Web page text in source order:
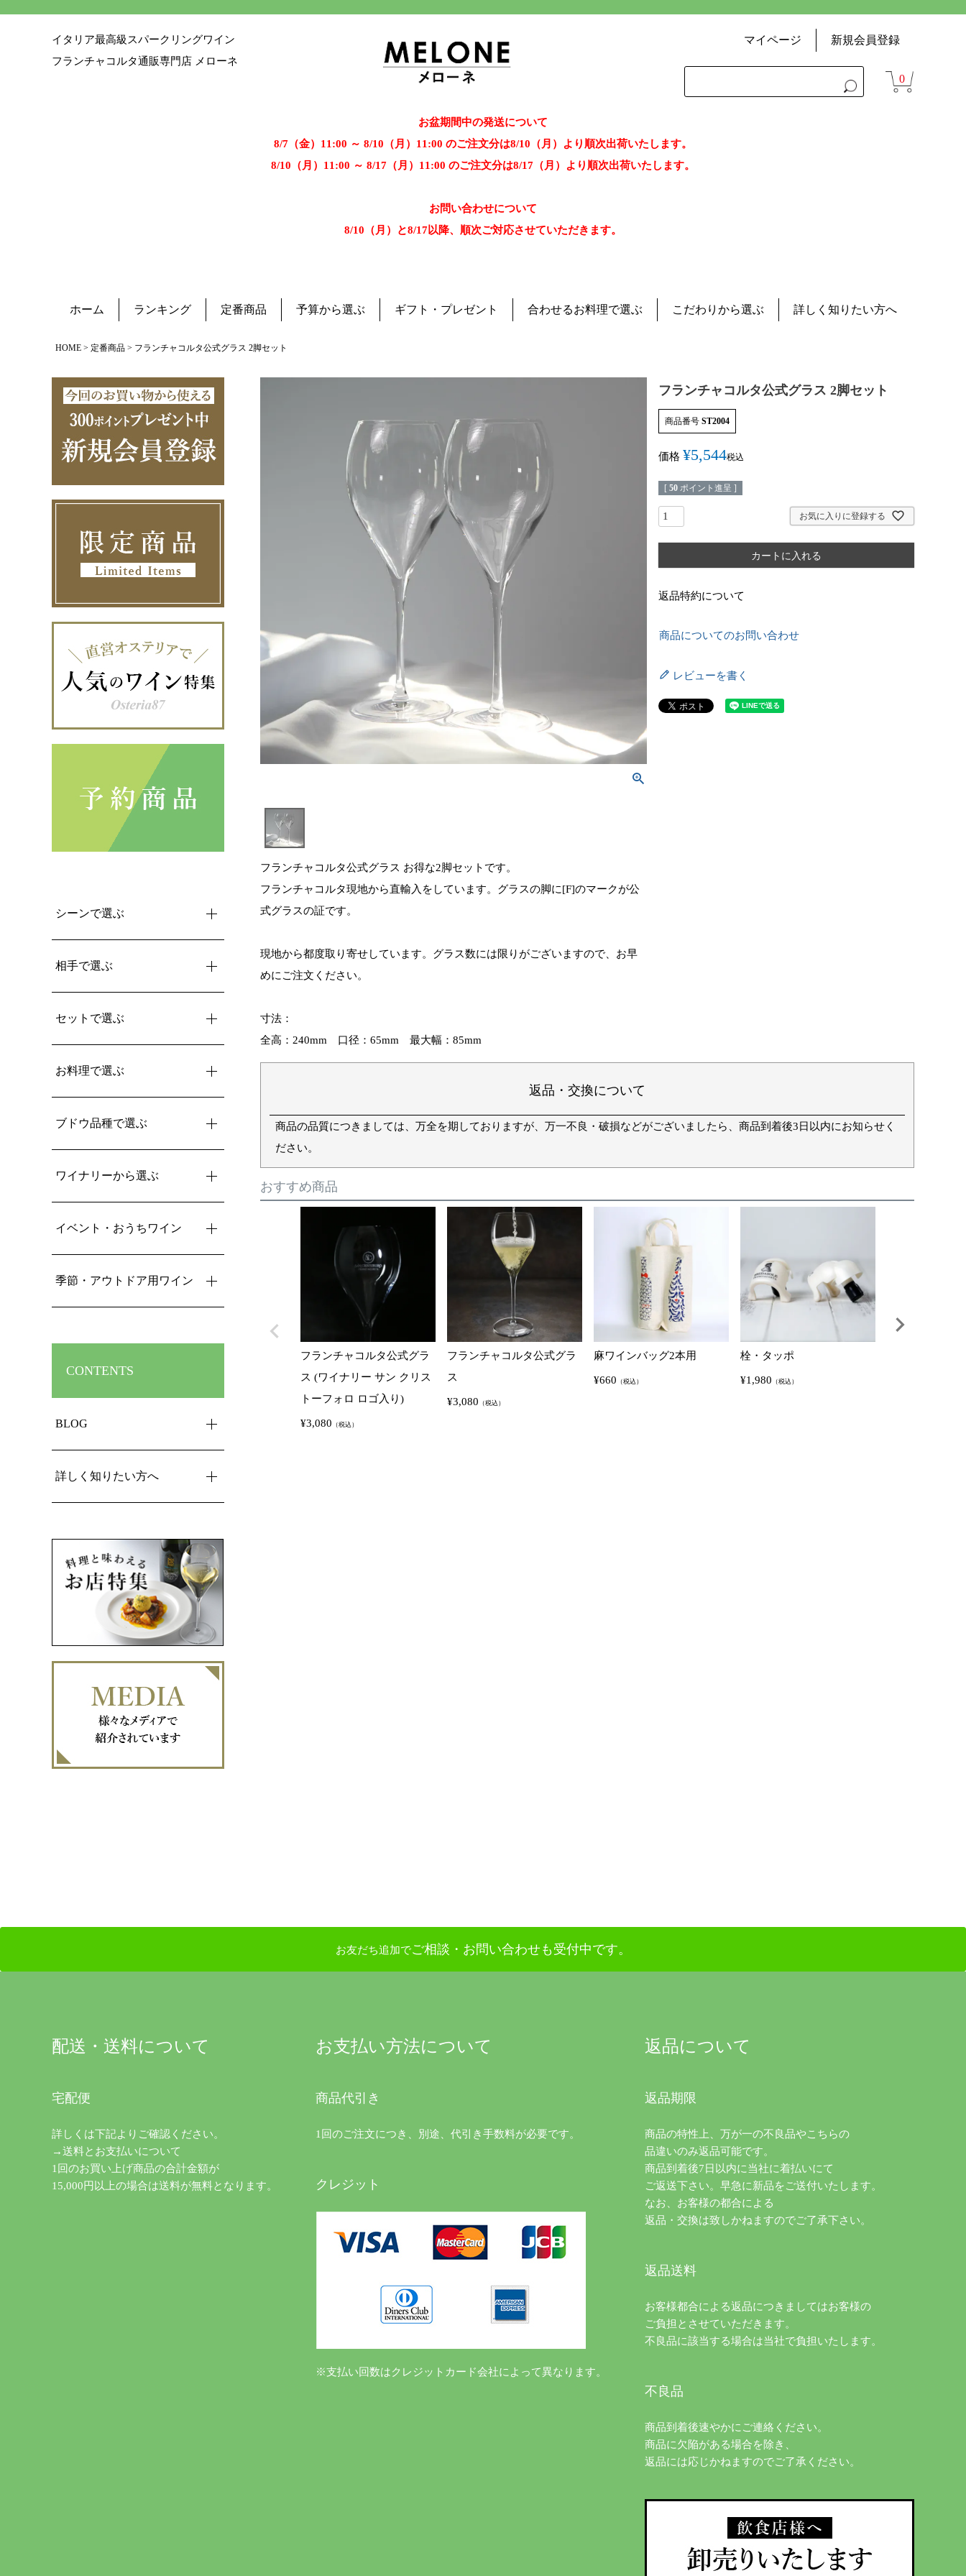
イタリア最高級スパークリングワイン
フランチャコルタ通販専門店 メローネ
マイページ 新規会員登録
0
お盆期間中の発送について
8/7（金）11:00 ～ 8/10（月）11:00 のご注文分は8/10（月）より順次出荷いたします。
8/10（月）11:00 ～ 8/17（月）11:00 のご注文分は8/17（月）より順次出荷いたします。
お問い合わせについて
8/10（月）と8/17以降、順次ご対応させていただきます。
ホーム ランキング 定番商品 予算から選ぶ ギフト・プレゼント 合わせるお料理で選ぶ こだわりから選ぶ 詳しく知りたい方へ
HOME 定番商品 フランチャコルタ公式グラス 2脚セット
シーンで選ぶ
相手で選ぶ
セットで選ぶ
お料理で選ぶ
ブドウ品種で選ぶ
ワイナリーから選ぶ
イベント・おうちワイン
季節・アウトドア用ワイン
CONTENTS
BLOG
詳しく知りたい方へ
フランチャコルタ公式グラス お得な2脚セットです。
フランチャコルタ現地から直輸入をしています。グラスの脚に[F]のマークが公
式グラスの証です。
現地から都度取り寄せしています。グラス数には限りがございますので、お早
めにご注文ください。
寸法：
全高：240mm 口径：65mm 最大幅：85mm
フランチャコルタ公式グラス 2脚セット
商品番号 ST2004
価格 ¥5,544税込
[ 50 ポイント進呈 ]
お気に入りに登録する
カートに入れる
返品特約について
商品についてのお問い合わせ
レビューを書く
返品・交換について
商品の品質につきましては、万全を期しておりますが、万一不良・破損などがございましたら、商品到着後3日以内にお知らせく
ださい。
おすすめ商品
フランチャコルタ公式グラ
ス (ワイナリー サン クリス
トーフォロ ロゴ入り)
¥3,080 （税込）
フランチャコルタ公式グラ
ス
¥3,080 （税込）
麻ワインバッグ2本用
¥660 （税込）
栓・タッポ
¥1,980 （税込）
お友だち追加でご相談・お問い合わせも受付中です。
配送・送料について
宅配便
詳しくは下記よりご確認ください。
→送料とお支払いについて
1回のお買い上げ商品の合計金額が
15,000円以上の場合は送料が無料となります。
お支払い方法について
商品代引き
1回のご注文につき、別途、代引き手数料が必要です。
クレジット
※支払い回数はクレジットカード会社によって異なります。
返品について
返品期限
商品の特性上、万が一の不良品やこちらの
品違いのみ返品可能です。
商品到着後7日以内に当社に着払いにて
ご返送下さい。早急に新品をご送付いたします。
なお、お客様の都合による
返品・交換は致しかねますのでご了承下さい。
返品送料
お客様都合による返品につきましてはお客様の
ご負担とさせていただきます。
不良品に該当する場合は当社で負担いたします。
不良品
商品到着後速やかにご連絡ください。
商品に欠陥がある場合を除き、
返品には応じかねますのでご了承ください。